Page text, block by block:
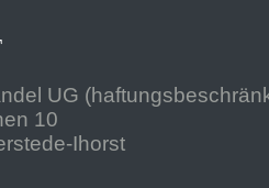
UG
10
Ihorst